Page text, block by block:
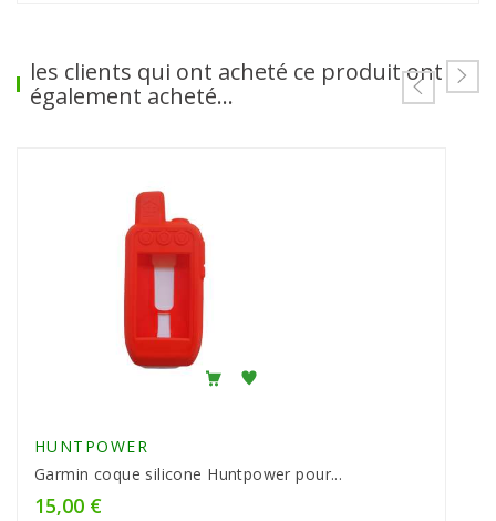
les clients qui ont acheté ce produit ont
également acheté...
Prix
15,00 €
HUNTPOWER
Garmin coque silicone Huntpower pour...